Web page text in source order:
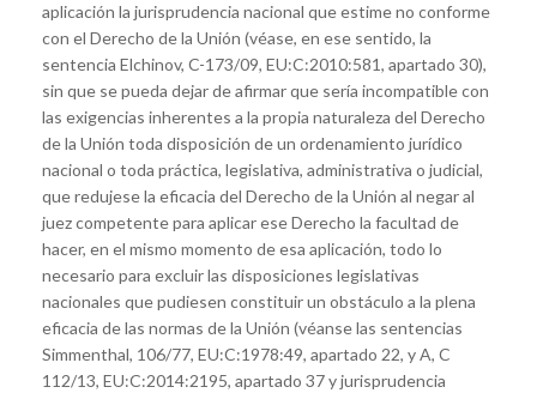
aplicación la jurisprudencia nacional que estime no conforme
con el Derecho de la Unión (véase, en ese sentido, la
sentencia Elchinov, C-173/09, EU:C:2010:581, apartado 30),
sin que se pueda dejar de afirmar que sería incompatible con
las exigencias inherentes a la propia naturaleza del Derecho
de la Unión toda disposición de un ordenamiento jurídico
nacional o toda práctica, legislativa, administrativa o judicial,
que redujese la eficacia del Derecho de la Unión al negar al
juez competente para aplicar ese Derecho la facultad de
hacer, en el mismo momento de esa aplicación, todo lo
necesario para excluir las disposiciones legislativas
nacionales que pudiesen constituir un obstáculo a la plena
eficacia de las normas de la Unión (véanse las sentencias
Simmenthal, 106/77, EU:C:1978:49, apartado 22, y A, C
112/13, EU:C:2014:2195, apartado 37 y jurisprudencia